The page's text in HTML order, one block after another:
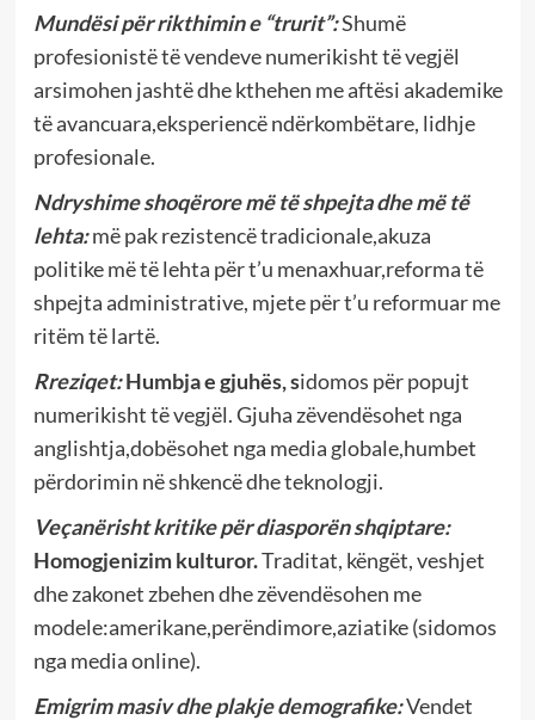
Mundësi për rikthimin e “trurit”:Shumë
profesionistë të vendeve numerikisht të vegjël
arsimohen jashtë dhe kthehen me aftësi akademike
të avancuara,eksperiencë ndërkombëtare, lidhje
profesionale.
Ndryshime shoqërore më të shpejta dhe më të
lehta:më pak rezistencë tradicionale,akuza
politike më të lehta për t’u menaxhuar,reforma të
shpejta administrative, mjete për t’u reformuar me
ritëm të lartë.
Rreziqet:Humbja e gjuhës,sidomos për popujt
numerikisht të vegjël. Gjuha zëvendësohet nga
anglishtja,dobësohet nga media globale,humbet
përdorimin në shkencë dhe teknologji.
Veçanërisht kritike për diasporën shqiptare:
Homogjenizim kulturor.Traditat, këngët, veshjet
dhe zakonet zbehen dhe zëvendësohen me
modele:amerikane,perëndimore,aziatike (sidomos
nga media online).
Emigrim masiv dhe plakje demografike:Vendet